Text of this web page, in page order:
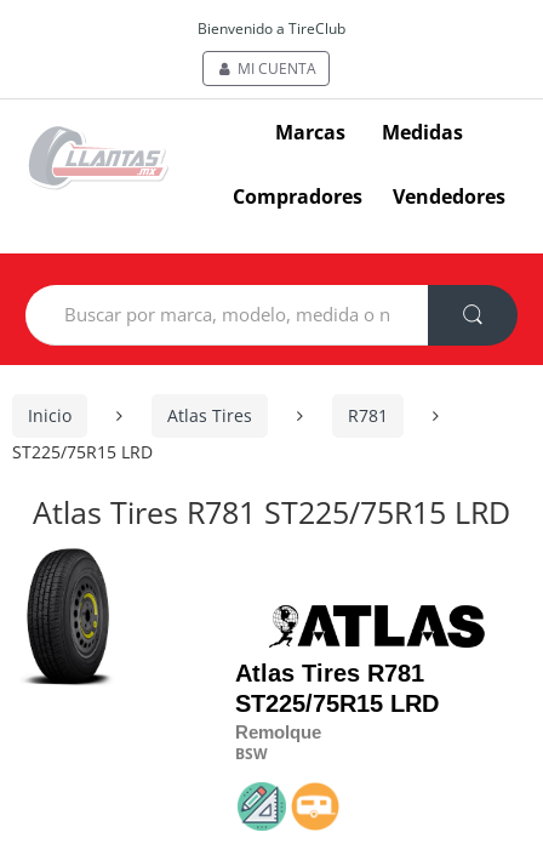
Bienvenido a TireClub
MI CUENTA
Marcas Medidas
Compradores Vendedores
Search
for:
Inicio Atlas Tires
R781
ST225/75R15 LRD
Atlas Tires R781 ST225/75R15 LRD
Atlas Tires R781
ST225/75R15 LRD
Remolque
BSW